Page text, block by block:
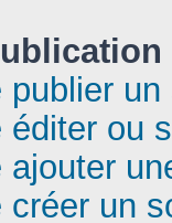
ou
un